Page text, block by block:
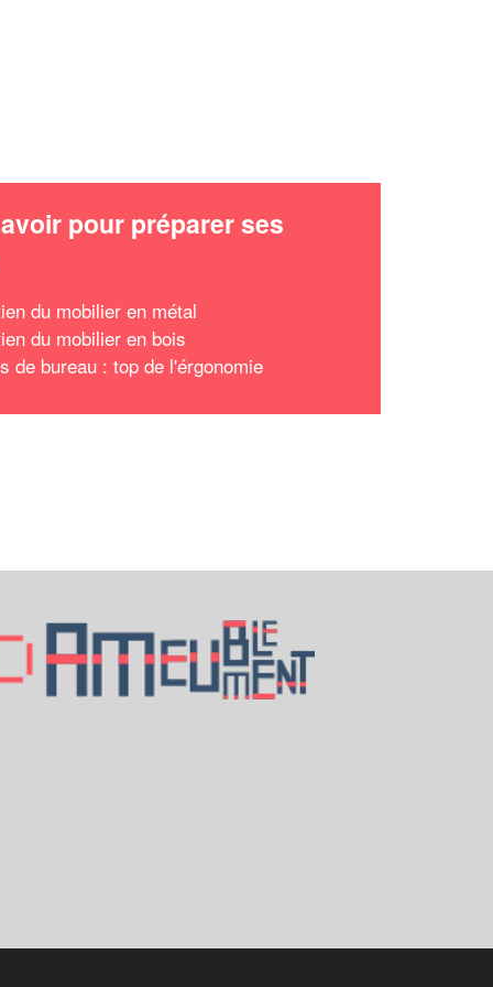
pour préparer ses
du mobilier en métal
du mobilier en bois
de bureau : top de l'érgonomie